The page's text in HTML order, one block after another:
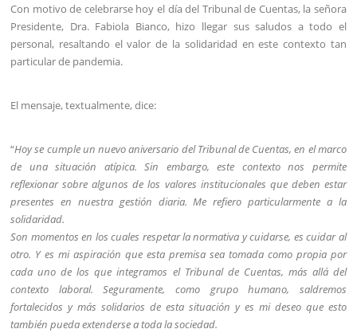
Con motivo de celebrarse hoy el día del Tribunal de Cuentas, la señora
Presidente, Dra. Fabiola Bianco, hizo llegar sus saludos a todo el
personal, resaltando el valor de la solidaridad en este contexto tan
particular de pandemia.
El mensaje, textualmente, dice:
“Hoy se cumple un nuevo aniversario del Tribunal de Cuentas, en el marco
de una situación atípica. Sin embargo, este contexto nos permite
reflexionar sobre algunos de los valores institucionales que deben estar
presentes en nuestra gestión diaria. Me refiero particularmente a la
solidaridad.
Son momentos en los cuales respetar la normativa y cuidarse, es cuidar al
otro. Y es mi aspiración que esta premisa sea tomada como propia por
cada uno de los que integramos el Tribunal de Cuentas, más allá del
contexto laboral. Seguramente, como grupo humano, saldremos
fortalecidos y más solidarios de esta situación y es mi deseo que esto
también pueda extenderse a toda la sociedad.